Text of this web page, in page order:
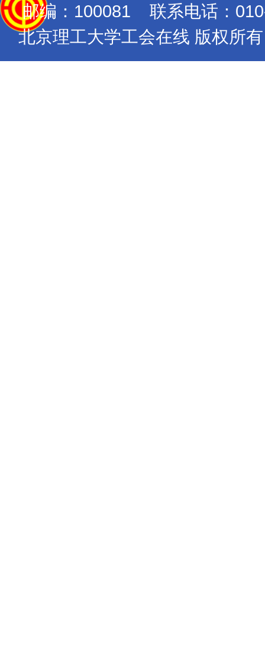
邮编：100081 联系电话：
北京理工大学工会在线 版权所